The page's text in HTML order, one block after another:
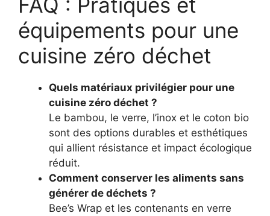
équipements pour une
cuisine zéro déchet
Quels matériaux privilégier pour une
cuisine zéro déchet ?
Le bambou, le verre, l’inox et le coton bio
sont des options durables et esthétiques
qui allient résistance et impact écologique
réduit.
Comment conserver les aliments sans
générer de déchets ?
Bee’s Wrap et les contenants en verre